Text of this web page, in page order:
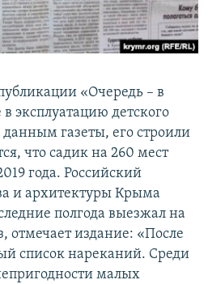
«Очередь – в
эксплуатацию детского
газеты, его строили
что садик на 260 мест
года. Российский
и архитектуры Крыма
полгода выезжал на
отмечает издание: «После
список нареканий. Среди
малых